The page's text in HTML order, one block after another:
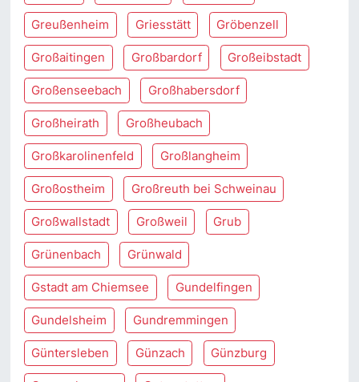
Greußenheim Griesstätt Gröbenzell
Großaitingen Großbardorf Großeibstadt
Großenseebach Großhabersdorf
Großheirath Großheubach
Großkarolinenfeld Großlangheim
Großostheim Großreuth bei Schweinau
Großwallstadt Großweil Grub
Grünenbach Grünwald
Gstadt am Chiemsee Gundelfingen
Gundelsheim Gundremmingen
Güntersleben Günzach Günzburg